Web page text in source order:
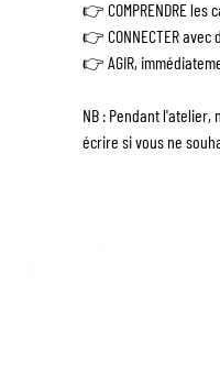
👉 COMPRENDRE
👉 CONNECTER
👉 AGIR,
NB : Pendant
écrire si vous ne